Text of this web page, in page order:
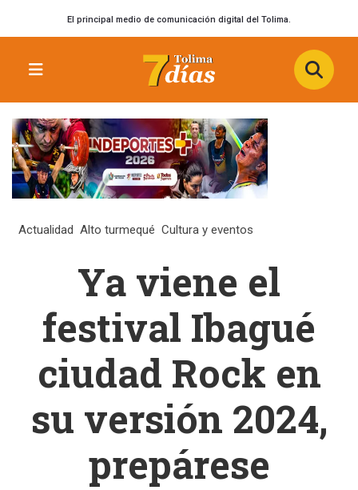
El principal medio de comunicación digital del Tolima.
Actualidad Alto turmequé Cultura y eventos
Ya viene el
festival Ibagué
ciudad Rock en
su versión 2024,
prepárese